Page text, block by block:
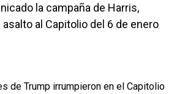
la campaña de Harris,
asalto al Capitolio del 6 de enero
de Trump irrumpieron en el Capitolio